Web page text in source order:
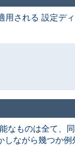
用される 設定デ
なものは全て、
しながら幾つか例